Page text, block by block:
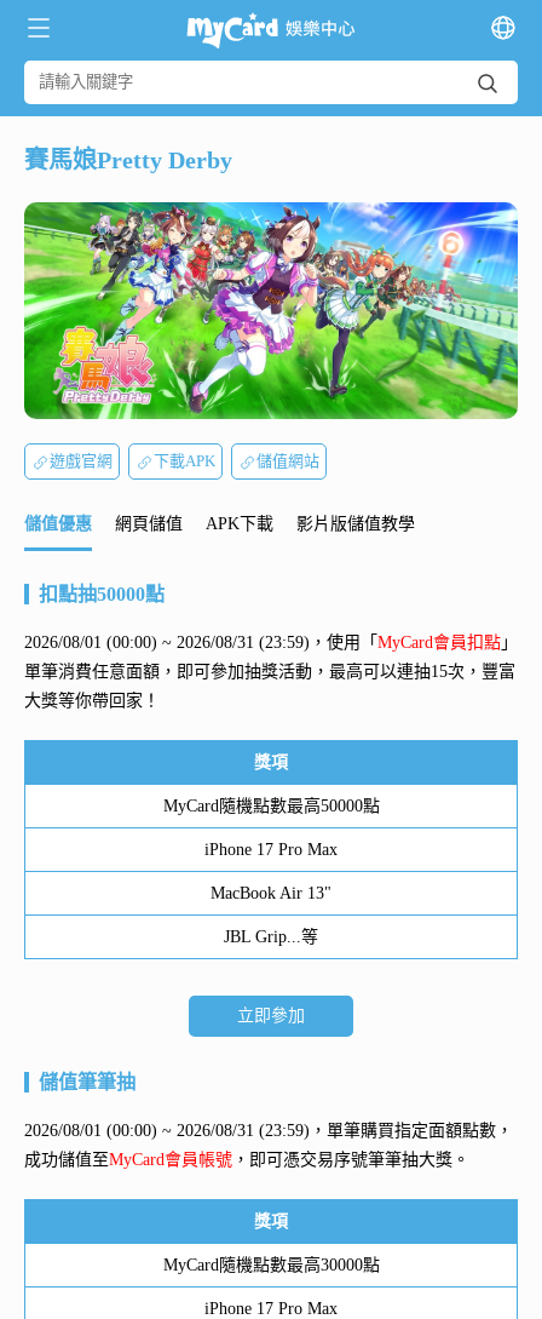
賽馬娘Pretty Derby
遊戲官網 下載APK 儲值網站
儲值優惠 網頁儲值 APK下載 影片版儲值教學
扣點抽50000點
2026/08/01 (00:00) ~ 2026/08/31 (23:59)，使用「 MyCard會員扣點 」
單筆消費任意面額，即可參加抽獎活動，最高可以連抽15次，豐富
大獎等你帶回家！
獎項
MyCard隨機點數最高50000點
iPhone 17 Pro Max
MacBook Air 13"
JBL Grip...等
立即參加
儲值筆筆抽
2026/08/01 (00:00) ~ 2026/08/31 (23:59)，單筆購買指定面額點數，
成功儲值至MyCard會員帳號 ，即可憑交易序號筆筆抽大獎。
獎項
MyCard隨機點數最高30000點
iPhone 17 Pro Max